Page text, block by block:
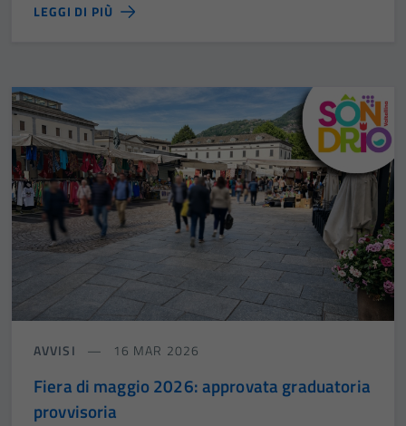
LEGGI DI PIÙ
AVVISI 16 MAR 2026
Fiera di maggio 2026: approvata graduatoria
provvisoria
possono
essere
disabilitati.
Questi cookie
non raccolgono
informazioni
personali.